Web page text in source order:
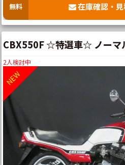
無料 在庫確認・
CBX550F ☆特選車☆ ノーマ
2人検討中